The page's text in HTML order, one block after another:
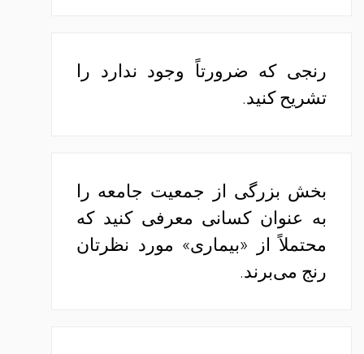
رنجی که ضرورتاً وجود ندارد را
تشریح کنید.
بخش بزرگی از جمعیت جامعه را
به عنوان کسانی معرفی کنید که
محتملاً از «بیماری» مورد نظرتان
رنج می‌برند.